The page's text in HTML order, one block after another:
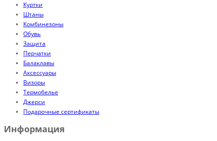
Куртки
Штаны
Комбинезоны
Обувь
Защита
Перчатки
Балаклавы
Аксессуары
Визоры
Термобелье
Джерси
Подарочные сертификаты
Информация